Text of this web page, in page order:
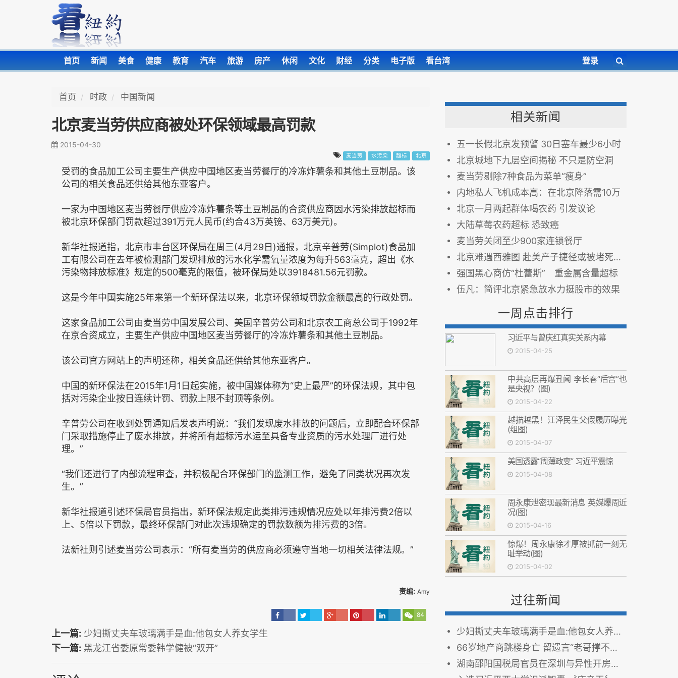
首页 新闻 美食 健康 教育 汽车 旅游 房产 休闲 文化 财经 分类 电子版 看台湾 登录
首页 时政 中国新闻
北京麦当劳供应商被处环保领域最高罚款
2015-04-30
麦当劳 水污染 超标 北京
受罚的食品加工公司主要生产供应中国地区麦当劳餐厅的冷冻炸薯条和其他土豆制品。该
公司的相关食品还供给其他东亚客户。
一家为中国地区麦当劳餐厅供应冷冻炸薯条等土豆制品的合资供应商因水污染排放超标而
被北京环保部门罚款超过391万元人民币(约合43万英镑、63万美元)。
新华社报道指，北京市丰台区环保局在周三(4月29日)通报，北京辛普劳(Simplot)食品加
工有限公司在去年被检测部门发现排放的污水化学需氧量浓度为每升563毫克，超出《水
污染物排放标准》规定的500毫克的限值，被环保局处以3918481.56元罚款。
这是今年中国实施25年来第一个新环保法以来，北京环保领域罚款金额最高的行政处罚。
这家食品加工公司由麦当劳中国发展公司、美国辛普劳公司和北京农工商总公司于1992年
在京合资成立，主要生产供应中国地区麦当劳餐厅的冷冻炸薯条和其他土豆制品。
该公司官方网站上的声明还称，相关食品还供给其他东亚客户。
中国的新环保法在2015年1月1日起实施，被中国媒体称为“史上最严”的环保法规，其中包
括对污染企业按日连续计罚、罚款上限不封顶等条例。
辛普劳公司在收到处罚通知后发表声明说：“我们发现废水排放的问题后，立即配合环保部
门采取措施停止了废水排放，并将所有超标污水运至具备专业资质的污水处理厂进行处
理。”
“我们还进行了内部流程审查，并积极配合环保部门的监测工作，避免了同类状况再次发
生。”
新华社报道引述环保局官员指出，新环保法规定此类排污违规情况应处以年排污费2倍以
上、5倍以下罚款，最终环保部门对此次违规确定的罚款数额为排污费的3倍。
法新社则引述麦当劳公司表示：“所有麦当劳的供应商必须遵守当地一切相关法律法规。”
责编: Amy
84
上一篇: 少妇撕丈夫车玻璃满手是血:他包女人养女学生
下一篇: 黑龙江省委原常委韩学健被“双开”
相关新闻
五一长假北京发预警 30日塞车最少6小时
北京城地下九层空间揭秘 不只是防空洞
麦当劳剔除7种食品为菜单“瘦身”
内地私人飞机成本高：在北京降落需10万
北京一月两起群体喝农药 引发议论
大陆草莓农药超标 恐致癌
麦当劳关闭至少900家连锁餐厅
北京难遇西雅图 赴美产子捷径或被堵死(图)
强国黑心商仿“杜蕾斯” 重金属含量超标
伍凡：简评北京紧急放水力挺股市的效果
一周点击排行
习近平与曾庆红真实关系内幕
2015-04-25
中共高层再爆丑闻 李长春“后宫”也
是央视？(图)
2015-04-22
越描越黑！江泽民生父假履历曝光
(组图)
2015-04-07
美国透露“周薄政变” 习近平震惊
2015-04-08
周永康泄密现最新消息 英媒爆周近
况(图)
2015-04-16
惊爆！周永康徐才厚被抓前一刻无
耻举动(图)
2015-04-02
过往新闻
少妇撕丈夫车玻璃满手是血:他包女人养女学生
66岁地产商跳楼身亡 留遗言“老哥撑不住了”(图)
湖南邵阳国税局官员在深圳与异性开房吸毒被拘